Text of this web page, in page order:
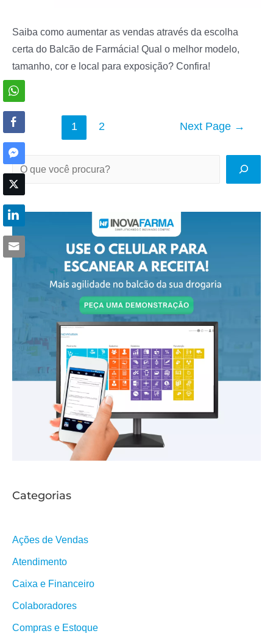
P
e
s
q
u
Categorias
Ações de Vendas
Atendimento
Caixa e Financeiro
Colaboradores
Compras e Estoque
Saiba como aumentar as vendas através da escolha
certa do Balcão de Farmácia! Qual o melhor modelo,
tamanho, cor e local para exposição? Confira!
Navegação
por
posts
1 2 Next Page →